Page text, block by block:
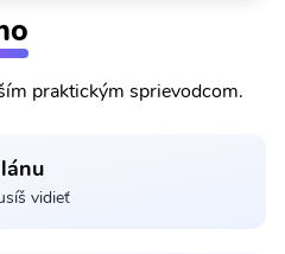
praktickým sprievodcom.
vidieť